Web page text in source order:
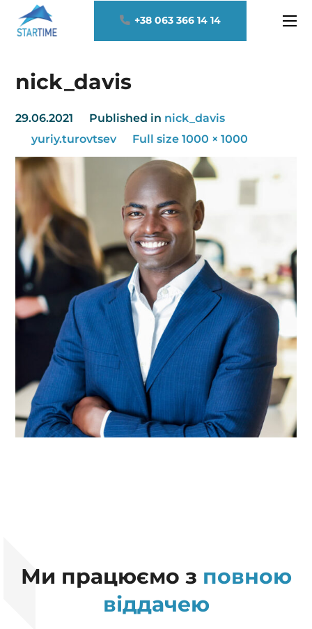
+38 063 366 14 14
nick_davis
29.06.2021 Published in nick_davis
yuriy.turovtsev
Full size 1000 × 1000
Ми працюємо з повною
віддачею